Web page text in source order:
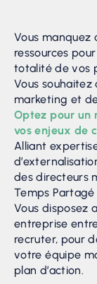
Vous manquez
ressources
totalité de vos
Vous
marketing et
Optez pour un
vos enjeux de
Alliant
des directeurs
Temps
Vous disposez
entreprise
recruter, pour
votre équipe
plan d’action.